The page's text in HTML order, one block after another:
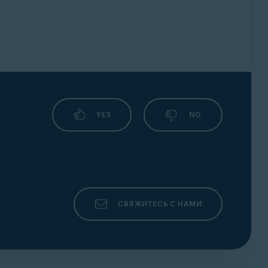
YES NO
СВЯЖИТЕСЬ С НАМИ